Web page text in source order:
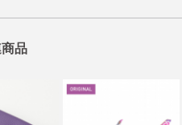
品